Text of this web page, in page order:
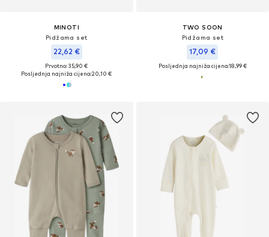
MINOTI
Pidžama set
22,62 €
Prvotno: 35,90 €
Posljednja najniža cijena:20,10 €
TWO SOON
Pidžama set
17,09 €
Posljednja najniža cijena:18,99 €